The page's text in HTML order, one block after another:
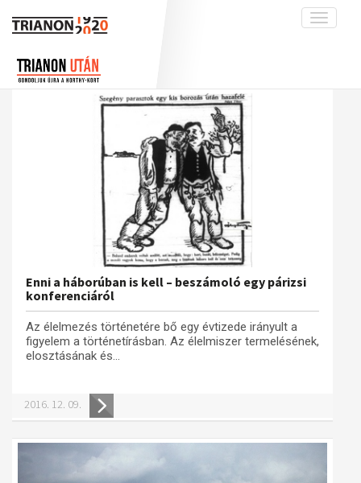
Toggle
Nemzetközi kontextus: iratok és
interpretációk
Az összeomlás és a magyar társadalom
A békerendszer megszilárdulása
Utókor és emlékezet
A kutatócsoport működéséről
Munkatársaink
Hírek
Krónika
Galéria
Adatbázis
Emlékművek (feltöltés alatt)
Menekültek
Visszhang
Publikációk
Kapcsolat
Dokumentumok
Enni a háborúban is kell – beszámoló egy párizsi
konferenciáról
Az élelmezés történetére bő egy évtizede irányult a
figyelem a történetírásban. Az élelmiszer termelésének,
elosztásának és...
2016. 12. 09.